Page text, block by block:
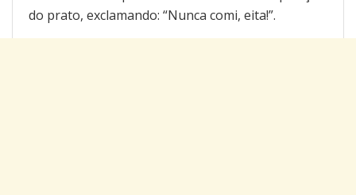
do prato, exclamando: “Nunca comi, eita!”.